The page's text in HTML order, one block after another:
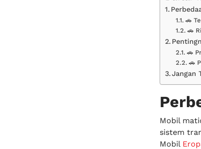
🚗
🚗
🚗
🚗
Jangan
Mobil
sistem
Mobil